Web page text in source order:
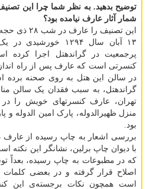
توضیح بدهید. به نظر شما چرا این تصنیف
شمار آثار عارف نیامده بود؟
۱۳ آبان سال ۱۲۹۴
پرجمعیت در گراندهتل اجرا کرده
کنسرتی است که عارف پس از راه
در سالن این هتل به روی صحنه برده
گراندهتل، به سبب فقدان یک سالن
تهران، عارف کنسرتهای خویش را
منزل ظهیرالدوله، پارک امین الدوله
بود.
بررسی اشعار به چاپ رسیده از
با دیوان چاپ برلین، نشانگر این
که در مطبوعات به چاپ رسیده، بعداً
اصلاح قرار گرفته و در بعضی کلمات
است همچون نکات برجسته‌ی این